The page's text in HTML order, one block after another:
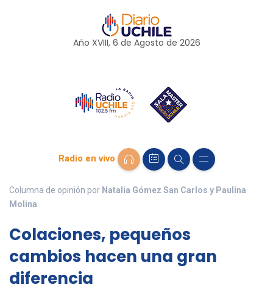
Año XVIII, 6 de Agosto de 2026
Radio en vivo
Columna de opinión por Natalia Gómez San Carlos y Paulina
Molina
Colaciones, pequeños
cambios hacen una gran
diferencia